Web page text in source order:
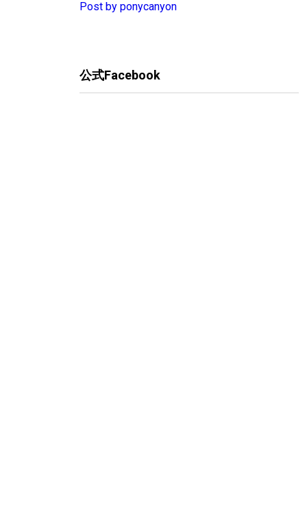
Post by ponycanyon
公式Facebook